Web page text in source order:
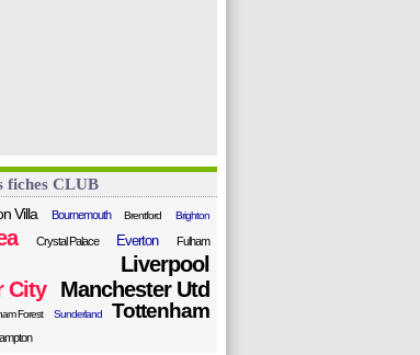
fiches CLUB
Villa Bournemouth Brentford Brighton
Crystal Palace Everton Fulham
Liverpool
City
Manchester Utd
Forest Sunderland Tottenham